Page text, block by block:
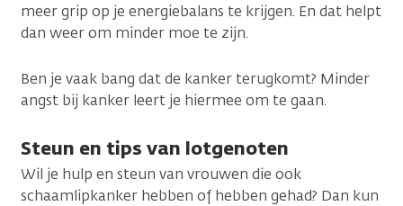
meer grip op je energiebalans te krijgen. En dat helpt
dan weer om minder moe te zijn.
Ben je vaak bang dat de kanker terugkomt? Minder
angst bij kanker leert je hiermee om te gaan.
Steun en tips van lotgenoten
Wil je hulp en steun van vrouwen die ook
schaamlipkanker hebben of hebben gehad? Dan kun